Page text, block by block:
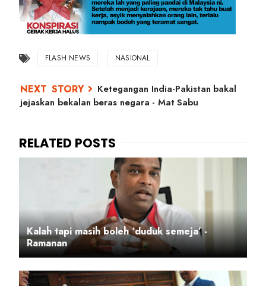
FLASH NEWS NASIONAL
Ketegangan India-Pakistan bakal
jejaskan bekalan beras negara - Mat Sabu
Kalah tapi masih boleh ‘duduk semeja’ -
Ramanan